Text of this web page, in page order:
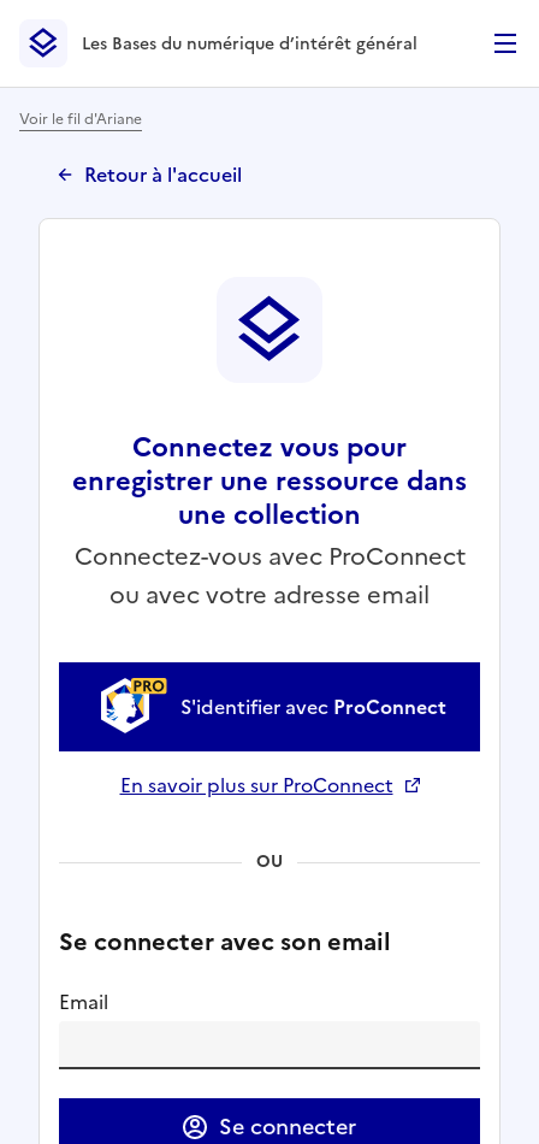
Les Bases du numérique d’intérêt général- Retour à la
Les Bases du numérique d’intérêt général
Voir le fil d'Ariane
Retour à l'accueil
Connectez vous pour
enregistrer une ressource dans
une collection
Connectez-vous avec ProConnect
ou avec votre adresse email
S'identifier avec ProConnect
En savoir plus sur ProConnect
OU
Se connecter avec son email
Email
Se connecter